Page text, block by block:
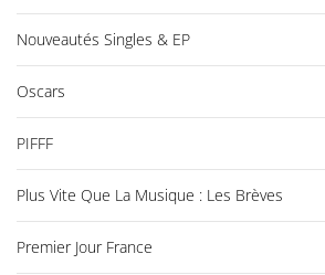
Nouveautés Singles & EP
Oscars
PIFFF
Plus Vite Que La Musique : Les Brèves
Premier Jour France